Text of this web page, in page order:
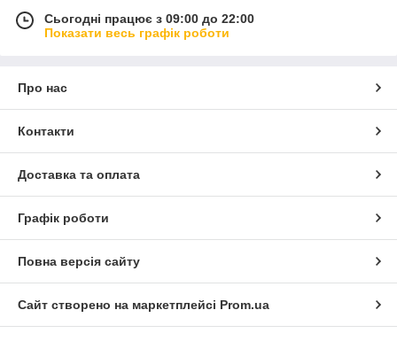
Сьогодні працює з 09:00 до 22:00
Показати весь графік роботи
Про нас
Контакти
Доставка та оплата
Графік роботи
Повна версія сайту
Сайт створено на маркетплейсі Prom.ua